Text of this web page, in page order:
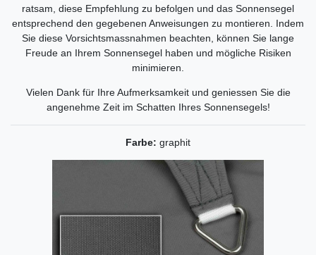
ratsam, diese Empfehlung zu befolgen und das Sonnensegel
entsprechend den gegebenen Anweisungen zu montieren. Indem
Sie diese Vorsichtsmassnahmen beachten, können Sie lange
Freude an Ihrem Sonnensegel haben und mögliche Risiken
minimieren.
Vielen Dank für Ihre Aufmerksamkeit und geniessen Sie die
angenehme Zeit im Schatten Ihres Sonnensegels!
Farbe: graphit